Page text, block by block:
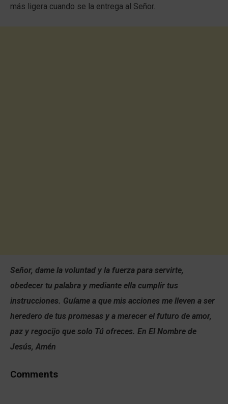
más ligera cuando se la entrega al Señor.
Señor, dame la voluntad y la fuerza para servirte,
obedecer tu palabra y mediante ella cumplir tus
instrucciones. Guíame a que mis acciones me lleven a ser
heredero de tus promesas y a merecer el futuro de amor,
paz y regocijo que solo Tú ofreces. En El Nombre de
Jesús, Amén
Comments